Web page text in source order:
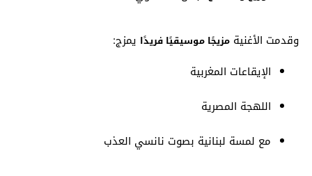
وقدمت الأغنية مزيجًا موسيقيًا فريدًا يمزج:
الإيقاعات المغربية
اللهجة المصرية
مع لمسة لبنانية بصوت نانسي العذب